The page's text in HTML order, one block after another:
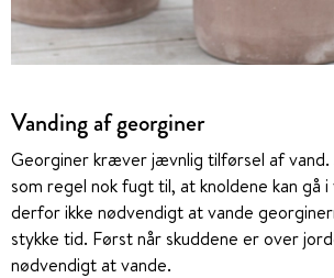
Vanding af georginer
Georginer kræver jævnlig tilførsel af vand.
som regel nok fugt til, at knoldene kan gå
derfor ikke nødvendigt at vande
stykke tid. Først når skuddene er over
nødvendigt at vande.